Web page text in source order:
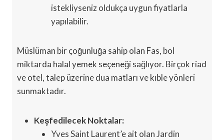
istekliyseniz oldukça uygun fiyatlarla
yapılabilir.
Müslüman bir çoğunluğa sahip olan Fas, bol
miktarda halal yemek seçeneği sağlıyor. Birçok riad
ve otel, talep üzerine dua matları ve kıble yönleri
sunmaktadır.
Keşfedilecek Noktalar:
Yves Saint Laurent’e ait olan Jardin